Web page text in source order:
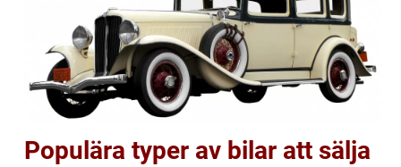
Populära typer av bilar att sälja